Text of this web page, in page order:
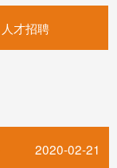
人才招聘
2020-02-21